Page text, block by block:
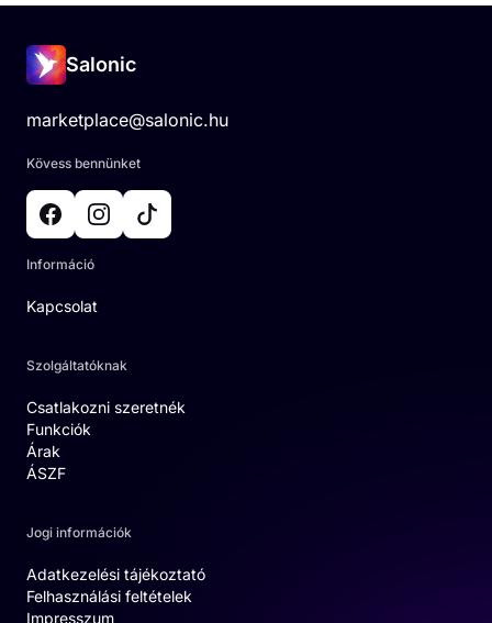
Salonic
marketplace@salonic.hu
Kövess bennünket
Információ
Kapcsolat
Szolgáltatóknak
Csatlakozni szeretnék
Funkciók
Árak
ÁSZF
Jogi információk
Adatkezelési tájékoztató
Felhasználási feltételek
Impresszum